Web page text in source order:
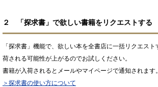
２ 「探求書」で欲しい書籍をリクエストする
「探求書」機能で、欲しい本を全書店に一括リクエス
荷される可能性が上がるのでお試しください。
書籍が入荷されるとメールやマイページで通知されます。
＞探求書の使い方について